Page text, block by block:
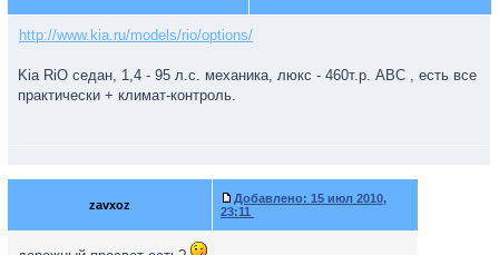
http://www.kia.ru/models/rio/options/
Kia RiO седан, 1,4 - 95 л.с. механика, люкс - 460т.р. АВС , есть все
практически + климат-контроль.
zavxoz Добавлено: 15 июл 2010,
23:11